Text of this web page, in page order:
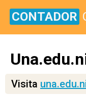
CONTADOR
Visita